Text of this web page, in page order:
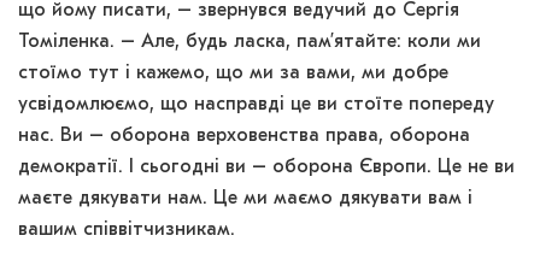
що йому писати, – звернувся ведучий до Сергія
Томіленка. – Але, будь ласка, пам’ятайте: коли ми
стоїмо тут і кажемо, що ми за вами, ми добре
усвідомлюємо, що насправді це ви стоїте попереду
нас. Ви – оборона верховенства права, оборона
демократії. І сьогодні ви – оборона Європи. Це не ви
маєте дякувати нам. Це ми маємо дякувати вам і
вашим співвітчизникам.